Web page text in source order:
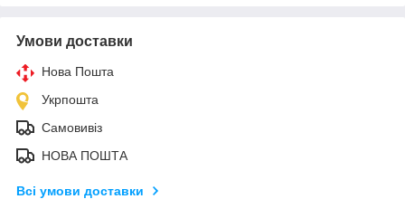
Умови доставки
Нова Пошта
Укрпошта
Самовивіз
НОВА ПОШТА
Всі умови доставки